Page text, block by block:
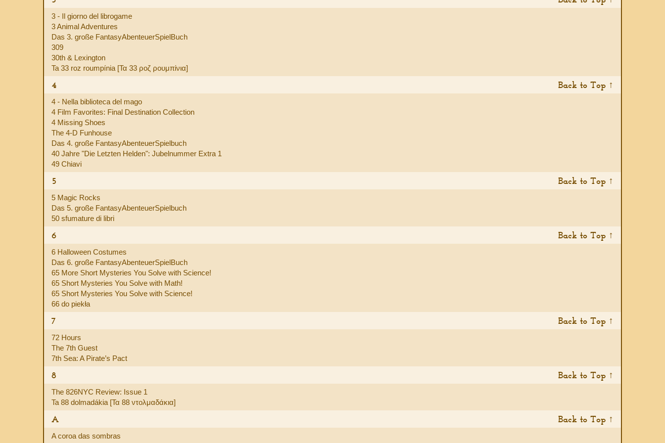
3 - Il giorno del librogame
3 Animal Adventures
Das 3. große FantasyAbenteuerSpielBuch
309
30th & Lexington
Ta 33 roz roumpínia [Τα 33 ροζ ρουμπίνια]
4 Back to Top ↑
4 - Nella biblioteca del mago
4 Film Favorites: Final Destination Collection
4 Missing Shoes
The 4-D Funhouse
Das 4. große FantasyAbenteuerSpielbuch
40 Jahre "Die Letzten Helden": Jubelnummer Extra 1
49 Chiavi
5 Back to Top ↑
5 Magic Rocks
Das 5. große FantasyAbenteuerSpielbuch
50 sfumature di libri
6 Back to Top ↑
6 Halloween Costumes
Das 6. große FantasyAbenteuerSpielBuch
65 More Short Mysteries You Solve with Science!
65 Short Mysteries You Solve with Math!
65 Short Mysteries You Solve with Science!
66 do piekła
7 Back to Top ↑
72 Hours
The 7th Guest
7th Sea: A Pirate’s Pact
8 Back to Top ↑
The 826NYC Review: Issue 1
Ta 88 dolmadákia [Τα 88 ντολμαδάκια]
A Back to Top ↑
A coroa das sombras